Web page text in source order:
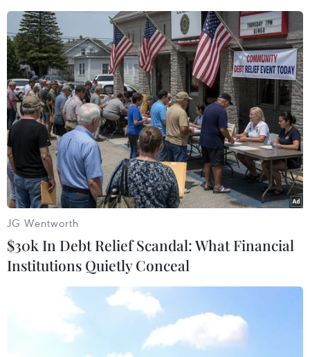
#Giá vàng #SJC #Doji
#Tỷ giá trung tâm
#Vietcombank
#USD
TP. Hà Nội
Tp. Hồ Chí Minh
Theo dõi VietnamPlus
TIN LIÊN QUAN
JG Wentworth
$30k In Debt Relief Scandal: What Financial
Institutions Quietly Conceal